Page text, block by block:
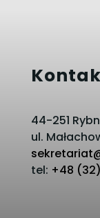
44-251
ul.
tel: +48